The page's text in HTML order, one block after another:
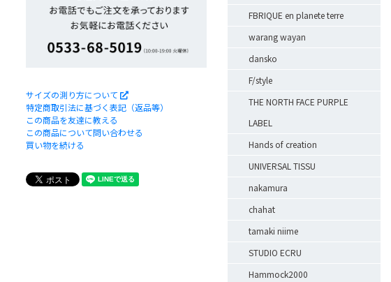
サイズの測り方について
特定商取引法に基づく表記（返品等）
この商品を友達に教える
この商品について問い合わせる
買い物を続ける
FBRIQUE en planete terre
warang wayan
dansko
F/style
THE NORTH FACE PURPLE
LABEL
Hands of creation
UNIVERSAL TISSU
nakamura
chahat
tamaki niime
STUDIO ECRU
Hammock2000